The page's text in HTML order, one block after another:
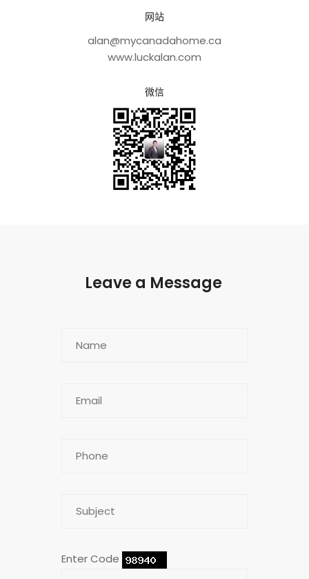
网站
alan@mycanadahome.ca
www.luckalan.com
微信
Leave a Message
Enter Code